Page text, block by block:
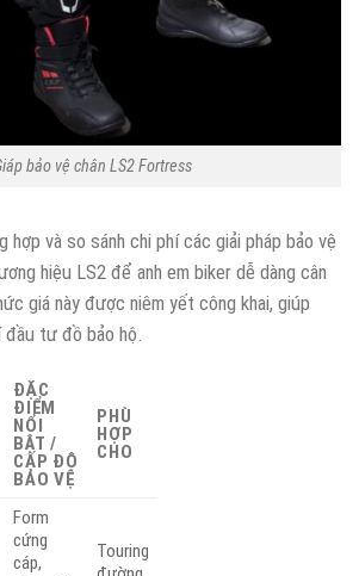
bảo vệ chân LS2 Fortress
hợp và so sánh chi phí các giải pháp bảo vệ
hiệu LS2 để anh em biker dễ dàng cân
giá này được niêm yết công khai, giúp
đầu tư đồ bảo hộ.
ĐẶC
ĐIỂM
NỔI
BẬT /
CẤP ĐỘ
BẢO VỆ
PHÙ
HỢP
CHO
Form
cứng
cáp,
Touring